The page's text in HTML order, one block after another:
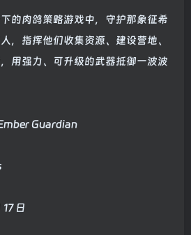
的肉鸽策略游戏中，守护那象征希
，指挥他们收集资源、建设营地、
用强力、可升级的武器抵御一波波
Guardian
日